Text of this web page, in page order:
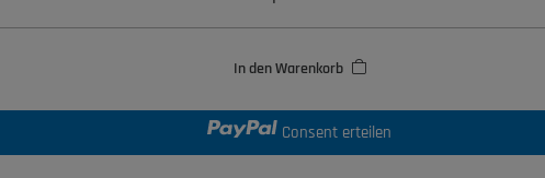
In den Warenkorb
Consent erteilen